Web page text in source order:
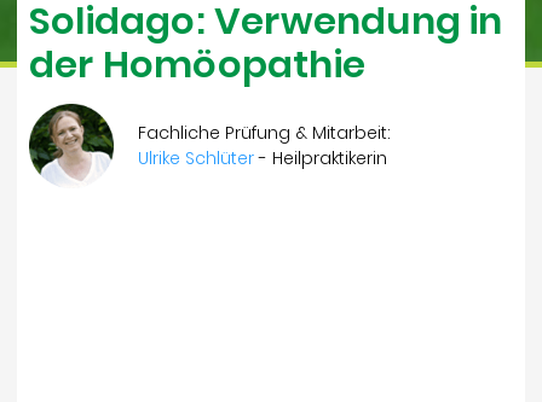
Solidago: Verwendung in
der Homöopathie
Fachliche Prüfung & Mitarbeit:
Ulrike Schlüter- Heilpraktikerin